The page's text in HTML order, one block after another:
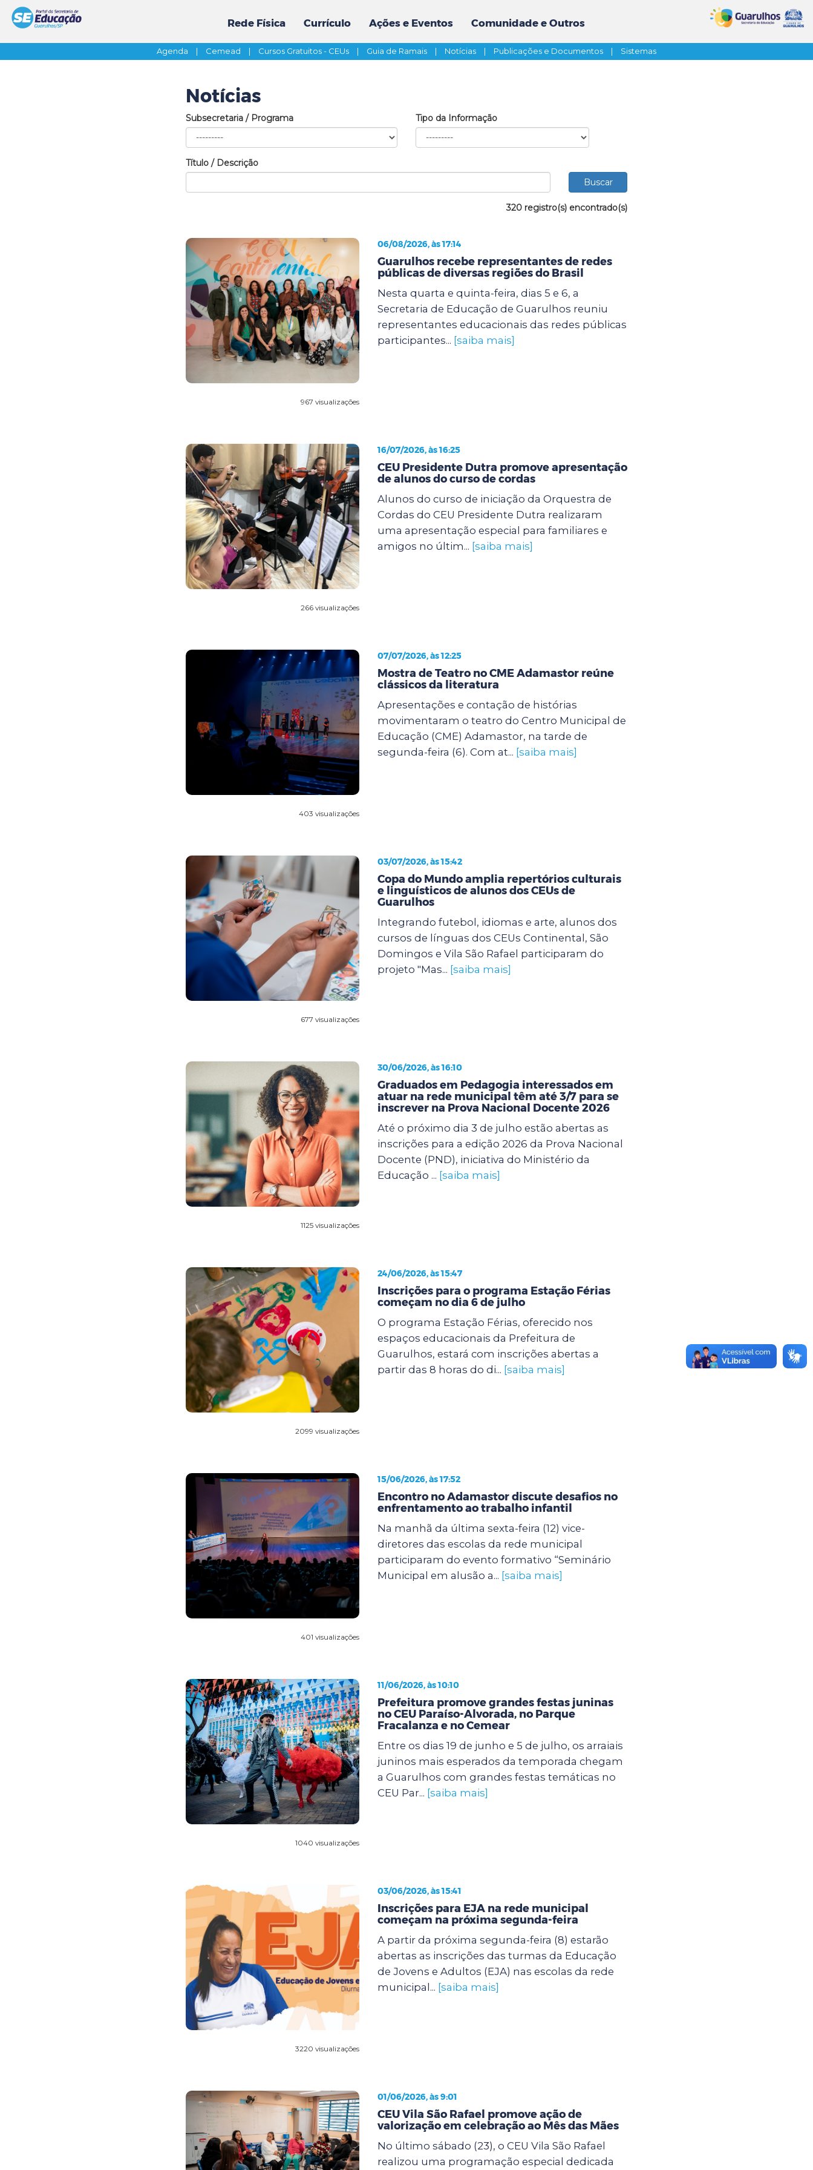
Rede Física Currículo Ações e Eventos Comunidade e Outros
Agenda | Cemead | Cursos Gratuitos - CEUs | Guia de Ramais | Notícias | Publicações e Documentos | Sistemas
Notícias
Subsecretaria / Programa Tipo da Informação
Título / Descrição
320 registro(s) encontrado(s)
967 visualizações
06/08/2026, às 17:14
Guarulhos recebe representantes de redes
públicas de diversas regiões do Brasil
Nesta quarta e quinta-feira, dias 5 e 6, a
Secretaria de Educação de Guarulhos reuniu
representantes educacionais das redes públicas
participantes... [saiba mais]
266 visualizações
16/07/2026, às 16:25
CEU Presidente Dutra promove apresentação
de alunos do curso de cordas
Alunos do curso de iniciação da Orquestra de
Cordas do CEU Presidente Dutra realizaram
uma apresentação especial para familiares e
amigos no últim... [saiba mais]
403 visualizações
07/07/2026, às 12:25
Mostra de Teatro no CME Adamastor reúne
clássicos da literatura
Apresentações e contação de histórias
movimentaram o teatro do Centro Municipal de
Educação (CME) Adamastor, na tarde de
segunda-feira (6). Com at... [saiba mais]
677 visualizações
03/07/2026, às 15:42
Copa do Mundo amplia repertórios culturais
e linguísticos de alunos dos CEUs de
Guarulhos
Integrando futebol, idiomas e arte, alunos dos
cursos de línguas dos CEUs Continental, São
Domingos e Vila São Rafael participaram do
projeto "Mas... [saiba mais]
1125 visualizações
30/06/2026, às 16:10
Graduados em Pedagogia interessados em
atuar na rede municipal têm até 3/7 para se
inscrever na Prova Nacional Docente 2026
Até o próximo dia 3 de julho estão abertas as
inscrições para a edição 2026 da Prova Nacional
Docente (PND), iniciativa do Ministério da
Educação ... [saiba mais]
2099 visualizações
24/06/2026, às 15:47
Inscrições para o programa Estação Férias
começam no dia 6 de julho
O programa Estação Férias, oferecido nos
espaços educacionais da Prefeitura de
Guarulhos, estará com inscrições abertas a
partir das 8 horas do di... [saiba mais]
401 visualizações
15/06/2026, às 17:52
Encontro no Adamastor discute desafios no
enfrentamento ao trabalho infantil
Na manhã da última sexta-feira (12) vice-
diretores das escolas da rede municipal
participaram do evento formativo “Seminário
Municipal em alusão a... [saiba mais]
1040 visualizações
11/06/2026, às 10:10
Prefeitura promove grandes festas juninas
no CEU Paraíso-Alvorada, no Parque
Fracalanza e no Cemear
Entre os dias 19 de junho e 5 de julho, os arraiais
juninos mais esperados da temporada chegam
a Guarulhos com grandes festas temáticas no
CEU Par... [saiba mais]
3220 visualizações
03/06/2026, às 15:41
Inscrições para EJA na rede municipal
começam na próxima segunda-feira
A partir da próxima segunda-feira (8) estarão
abertas as inscrições das turmas da Educação
de Jovens e Adultos (EJA) nas escolas da rede
municipal... [saiba mais]
01/06/2026, às 9:01
CEU Vila São Rafael promove ação de
valorização em celebração ao Mês das Mães
No último sábado (23), o CEU Vila São Rafael
realizou uma programação especial dedicada